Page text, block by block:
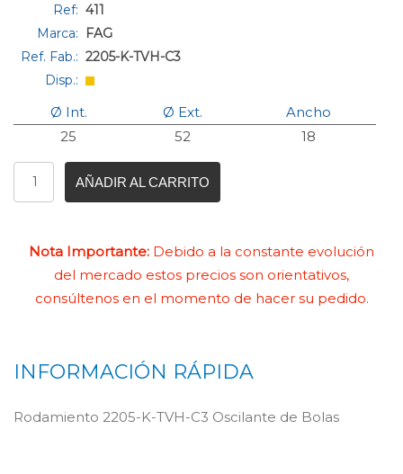
Ref: 411
Marca:
FAG
Ref. Fab.: 2205-K-TVH-C3
Disp.:
Ø Int. Ø Ext.
Ancho
25
52 18
AÑADIR AL CARRITO
Nota Importante: Debido a la constante evolución
del mercado estos precios son orientativos,
consúltenos en el momento de hacer su pedido.
INFORMACIÓN RÁPIDA
Rodamiento 2205-K-TVH-C3 Oscilante de Bolas